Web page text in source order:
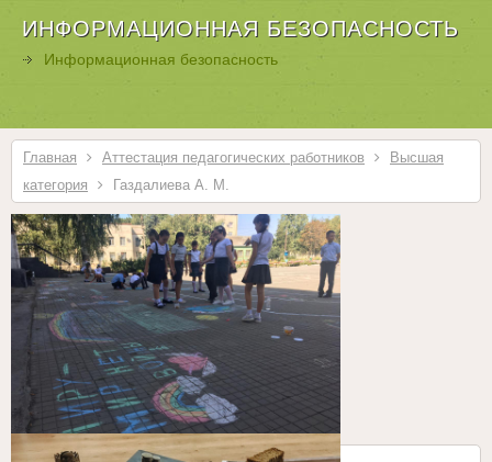
ИНФОРМАЦИОННАЯ БЕЗОПАСНОСТЬ
Информационная безопасность
Главная Аттестация педагогических работников
Высшая
категория
Газдалиева А. М.